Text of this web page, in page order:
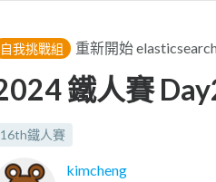
自我挑戰組 重新開始
鐵人賽
16th鐵人賽
kimcheng